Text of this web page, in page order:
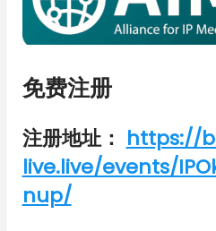
免费注册
注册地址： https://
live.live/events/
nup/